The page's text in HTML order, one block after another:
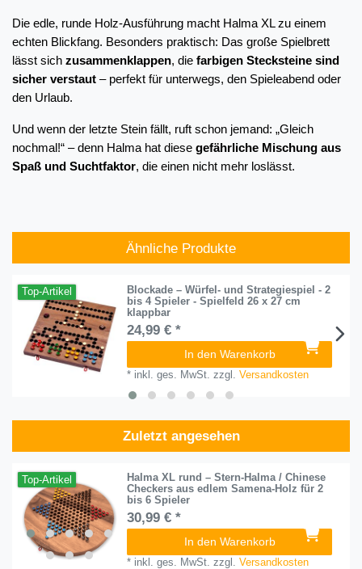
Die edle, runde Holz-Ausführung macht Halma XL zu einem
echten Blickfang. Besonders praktisch: Das große Spielbrett
lässt sich zusammenklappen, die farbigen Stecksteine sind
sicher verstaut – perfekt für unterwegs, den Spieleabend oder
den Urlaub.
Und wenn der letzte Stein fällt, ruft schon jemand: „Gleich
nochmal!“ – denn Halma hat diese gefährliche Mischung aus
Spaß und Suchtfaktor, die einen nicht mehr loslässt.
Ähnliche Produkte
Top-Artikel
Blockade – Würfel- und Strategiespiel - 2
bis 4 Spieler - Spielfeld 26 x 27 cm
klappbar
24,99 € *
In den Warenkorb
* inkl. ges. MwSt. zzgl.Versandkosten
Zuletzt angesehen
Top-Artikel
Halma XL rund – Stern-Halma / Chinese
Checkers aus edlem Samena-Holz für 2
bis 6 Spieler
30,99 € *
In den Warenkorb
* inkl. ges. MwSt. zzgl.Versandkosten